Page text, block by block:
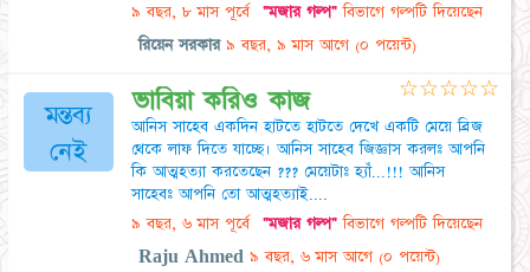
৯ বছর, ৮ মাস পূর্বে "মজার গল্প"বিভাগে গল্পটি দিয়েছেন
রিয়েন সরকার ৯ বছর, ৯ মাস আগে (০ পয়েন্ট)
মন্তব্য
নেই
ভাবিয়া করিও কাজ
আনিস সাহেব একদিন হাটতে হাটতে দেখে একটি মেয়ে ব্রিজ
থেকে লাফ দিতে যাচ্ছে। আনিস সাহেব জিজ্ঞাস করলঃ আপনি
কি আত্মহত্যা করতেছেন ??? মেয়েটাঃ হ্যাঁ...!!! আনিস
সাহেবঃ আপনি তো আত্মহত্যাই....
৯ বছর, ৬ মাস পূর্বে "মজার গল্প"বিভাগে গল্পটি দিয়েছেন
Raju Ahmed ৯ বছর, ৬ মাস আগে (০ পয়েন্ট)
☆☆☆☆☆